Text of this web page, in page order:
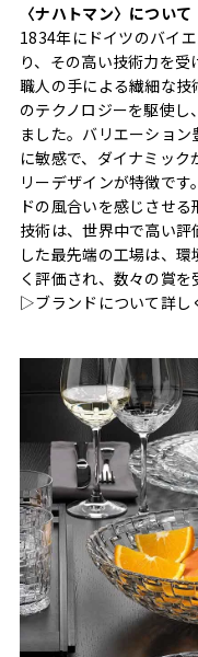
〈ナハトマン〉について
1834年にドイツのバイ
り、その高い技術力を
職人の手による繊細な
のテクノロジーを駆使
ました。バリエーショ
に敏感で、ダイナミッ
リーデザインが特徴で
ドの風合いを感じさせ
技術は、世界中で高い
した最先端の工場は、
く評価され、数々の賞を
▷ブランドについて詳し